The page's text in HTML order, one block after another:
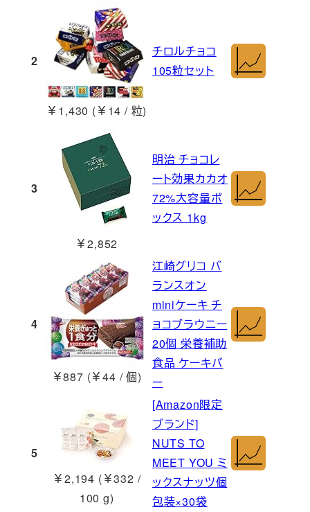
2
￥1,430 (￥14 / 粒)
チロルチョコ
105粒セット
3
￥2,852
明治 チョコレ
ート効果カカオ
72%大容量ボ
ックス 1kg
4
￥887 (￥44 / 個)
江崎グリコ バ
ランスオン
miniケーキ チ
ョコブラウニー
20個 栄養補助
食品 ケーキバ
ー
5
￥2,194 (￥332 /
100 g)
[Amazon限定
ブランド]
NUTS TO
MEET YOU ミ
ックスナッツ個
包装×30袋